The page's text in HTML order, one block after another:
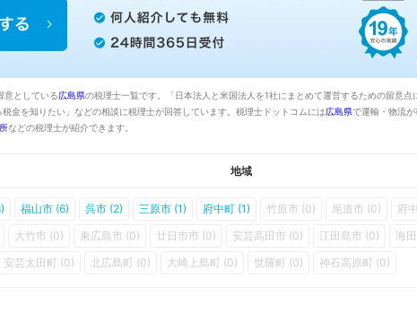
意としている広島県の税理士一覧です。「日本法人と米国法人を1社にまとめて運営するための留意点
金を知りたい」などの相談に税理士が回答しています。税理士ドットコムには広島県で運輸・物流
などの税理士が紹介できます。
地域
福山市 (6) 呉市 (2) 三原市 (1) 府中町 (1) 竹原市 (0) 尾道市 (0) 府
大竹市 (0) 東広島市 (0) 廿日市市 (0) 安芸高田市 (0) 江田島市 (0) 海
安芸太田町 (0) 北広島町 (0) 大崎上島町 (0) 世羅町 (0) 神石高原町 (0)